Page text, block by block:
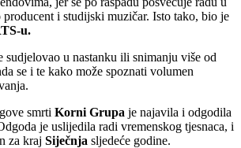
i studijski muzičar. Isto tako, bio je
u.
sudjelovao u nastanku ili snimanju više od
se i te kako može spoznati volumen
smrti Korni Grupa je najavila i odgodila
je uslijedila radi vremenskog tjesnaca, i
za kraj Siječnja sljedeće godine.